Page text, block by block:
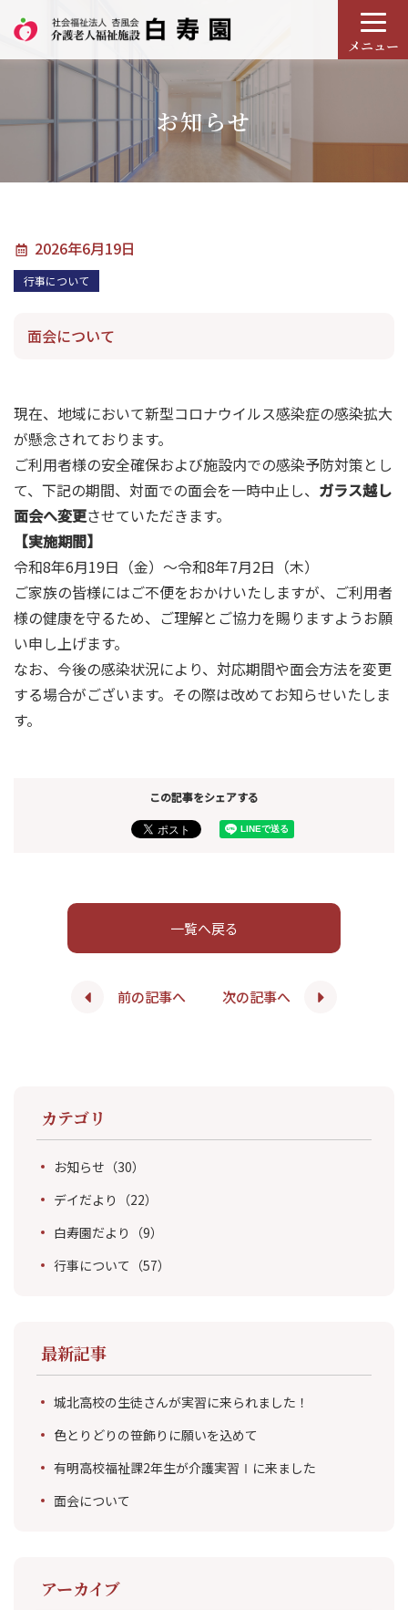
メニュー
お知らせ
2026年6月19日
行事について
面会について
現在、地域において新型コロナウイルス感染症の感染拡大
が懸念されております。
ご利用者様の安全確保および施設内での感染予防対策とし
て、下記の期間、対面での面会を一時中止し、 ガラス越し
面会へ変更させていただきます。
【実施期間】
令和8年6月19日（金）～令和8年7月2日（木）
ご家族の皆様にはご不便をおかけいたしますが、ご利用者
様の健康を守るため、ご理解とご協力を賜りますようお願
い申し上げます。
なお、今後の感染状況により、対応期間や面会方法を変更
する場合がございます。その際は改めてお知らせいたしま
す。
この記事をシェアする
前の記事へ
一覧へ戻る
次の記事へ
カテゴリ
お知らせ （30）
デイだより
（22）
白寿園だより
（9）
行事について （57）
最新記事
城北高校の生徒さんが実習に来られました！
色とりどりの笹飾りに願いを込めて
有明高校福祉課2年生が介護実習Ⅰに来ました
面会について
アーカイブ